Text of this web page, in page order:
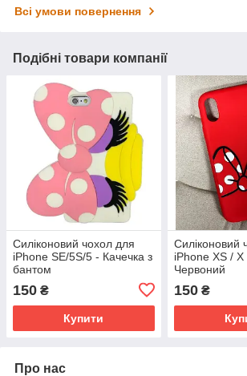
Всі умови повернення
Подібні товари компанії
Силіконовий чохол для
iPhone SE/5S/5 - Качечка з
бантом
150 ₴
Купити
Силіконовий
iPhone XS / X
Червоний
150₴
Про нас